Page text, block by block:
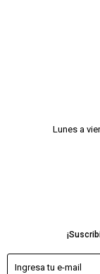
Lunes a